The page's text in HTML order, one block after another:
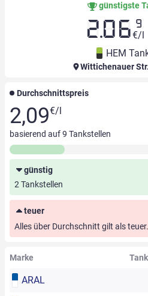
günstigste
2.06 9
€/l
HEM
Wittichenauer Str.
Durchschnittspreis
2,09€/l
basierend auf9 Tankstellen
günstig
2 Tankstellen
teuer
Alles über Durchschnitt gilt als teuer.
Marke
ARAL